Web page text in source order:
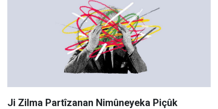
Ji Zilma Partîzanan Nimûneyeka Piçûk